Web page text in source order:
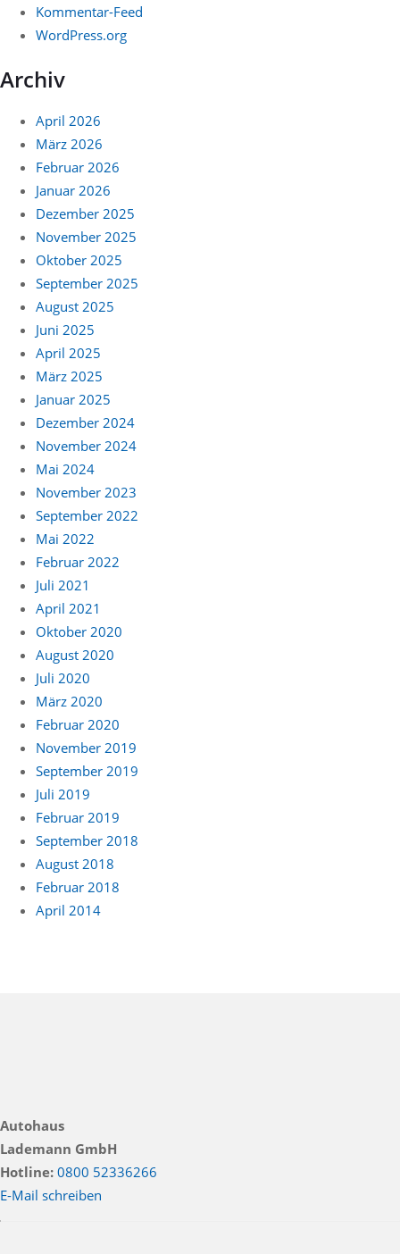
Kommentar-Feed
WordPress.org
Archiv
April 2026
März 2026
Februar 2026
Januar 2026
Dezember 2025
November 2025
Oktober 2025
September 2025
August 2025
Juni 2025
April 2025
März 2025
Januar 2025
Dezember 2024
November 2024
Mai 2024
November 2023
September 2022
Mai 2022
Februar 2022
Juli 2021
April 2021
Oktober 2020
August 2020
Juli 2020
März 2020
Februar 2020
November 2019
September 2019
Juli 2019
Februar 2019
September 2018
August 2018
Februar 2018
April 2014
Autohaus
Lademann GmbH
Hotline: 0800 52336266
E-Mail schreiben